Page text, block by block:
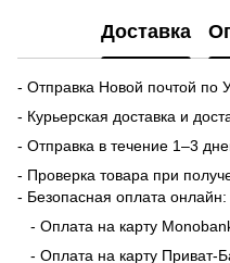
Доставка
- Отправка Новой почтой по
- Курьерская доставка и
- Отправка в течение 1–3
- Проверка товара при
- Безопасная оплата онлайн:
- Оплата на карту
- Оплата на карту Приват-